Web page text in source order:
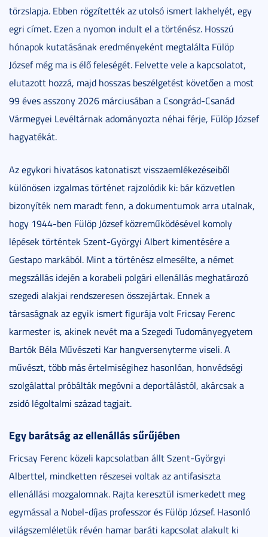
törzslapja. Ebben rögzítették az utolsó ismert lakhelyét, egy
egri címet. Ezen a nyomon indult el a történész. Hosszú
hónapok kutatásának eredményeként megtalálta Fülöp
József még ma is élő feleségét. Felvette vele a kapcsolatot,
elutazott hozzá, majd hosszas beszélgetést követően a most
99 éves asszony 2026 márciusában a Csongrád-Csanád
Vármegyei Levéltárnak adományozta néhai férje, Fülöp József
hagyatékát.
Az egykori hivatásos katonatiszt visszaemlékezéseiből
különösen izgalmas történet rajzolódik ki: bár közvetlen
bizonyíték nem maradt fenn, a dokumentumok arra utalnak,
hogy 1944-ben Fülöp József közreműködésével komoly
lépések történtek Szent-Györgyi Albert kimentésére a
Gestapo markából. Mint a történész elmesélte, a német
megszállás idején a korabeli polgári ellenállás meghatározó
szegedi alakjai rendszeresen összejártak. Ennek a
társaságnak az egyik ismert figurája volt Fricsay Ferenc
karmester is, akinek nevét ma a Szegedi Tudományegyetem
Bartók Béla Művészeti Kar hangversenyterme viseli. A
művészt, több más értelmiségihez hasonlóan, honvédségi
szolgálattal próbálták megóvni a deportálástól, akárcsak a
zsidó légoltalmi század tagjait.
Egy barátság az ellenállás sűrűjében
Fricsay Ferenc közeli kapcsolatban állt Szent-Györgyi
Alberttel, mindketten részesei voltak az antifasiszta
ellenállási mozgalomnak. Rajta keresztül ismerkedett meg
egymással a Nobel-díjas professzor és Fülöp József. Hasonló
világszemléletük révén hamar baráti kapcsolat alakult ki